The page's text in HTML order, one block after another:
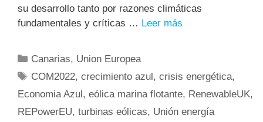
su desarrollo tanto por razones climáticas
fundamentales y críticas … Leer más
Canarias, Union Europea
COM2022,crecimiento azul,crisis energética,
Economia Azul, eólica marina flotante, RenewableUK,
REPowerEU, turbinas eólicas, Unión energía